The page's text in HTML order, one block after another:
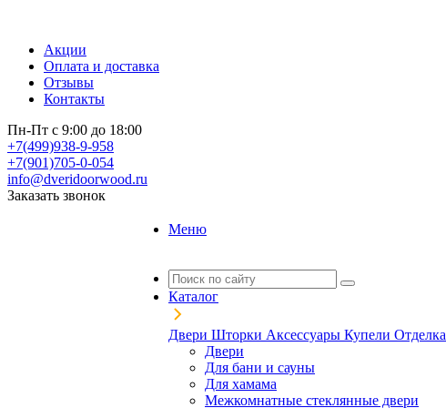
Акции
Оплата и доставка
Отзывы
Контакты
Пн-Пт с 9:00 до 18:00
+7(499)938-9-958
+7(901)705-0-054
info@dveridoorwood.ru
Заказать звонок
Меню
Каталог
Двери Шторки Аксессуары Купели Отделка
Двери
Для бани и сауны
Для хамама
Межкомнатные стеклянные двери